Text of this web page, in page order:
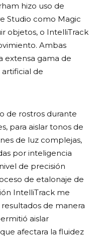
hizo uso de
Studio como Magic
objetos, o IntelliTrack
Ambas
extensa gama de
de
de rostros durante
para aislar tonos de
de luz complejas,
por inteligencia
de precisión
de etalonaje de
IntelliTrack me
de manera
aislar
afectara la fluidez